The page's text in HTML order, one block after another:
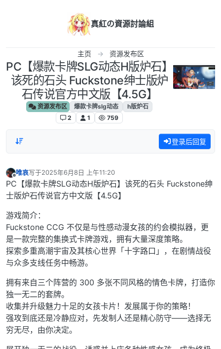
真紅の資源討論組
主页 资源发布区
PC【爆款卡牌SLG动态H版炉石】
该死的石头 Fuckstone绅士版炉
石传说官方中文版【4.5G】
资源发布区 爆款卡牌slg动态
h版炉石
2
1 759
登录后回复
离线
唯哀写于2025年6月8日 上午11:20
最后由 编辑
PC【爆款卡牌SLG动态H版炉石】该死的石头 Fuckstone绅
士版炉石传说官方中文版【4.5G】
游戏简介：
Fuckstone CCG 不仅是与性感动漫女孩的约会模拟器，更
是一款完整的集换式卡牌游戏，拥有大量深度策略。
探索多重高潮宇宙及其核心世界「十字路口」，在剧情战役
与众多支线任务中畅游。
拥有来自三个阵营的 300 多张不同风格的情色卡牌，打造你
独一无二的套牌。
收集并升级魅力十足的女孩卡片！发展属于你的策略！
强攻到底还是冷静应对，先发制人还是精心防守——选择无
穷无尽，由你决定。